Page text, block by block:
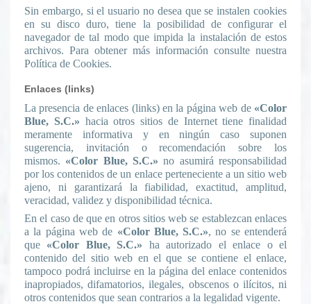
Sin embargo, si el usuario no desea que se instalen cookies
en su disco duro, tiene la posibilidad de configurar el
navegador de tal modo que impida la instalación de estos
archivos. Para obtener más información consulte nuestra
Política de Cookies.
Enlaces (links)
La presencia de enlaces (links) en la página web de «Color
Blue, S.C.» hacia otros sitios de Internet tiene finalidad
meramente informativa y en ningún caso suponen
sugerencia, invitación o recomendación sobre los
mismos. «Color Blue, S.C.» no asumirá responsabilidad
por los contenidos de un enlace perteneciente a un sitio web
ajeno, ni garantizará la fiabilidad, exactitud, amplitud,
veracidad, validez y disponibilidad técnica.
En el caso de que en otros sitios web se establezcan enlaces
a la página web de «Color Blue, S.C.», no se entenderá
que «Color Blue, S.C.» ha autorizado el enlace o el
contenido del sitio web en el que se contiene el enlace,
tampoco podrá incluirse en la página del enlace contenidos
inapropiados, difamatorios, ilegales, obscenos o ilícitos, ni
otros contenidos que sean contrarios a la legalidad vigente.